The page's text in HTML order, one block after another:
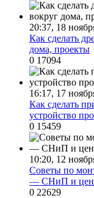
20:37, 18
Как сделать
дома, проекты
0 17094
16:17, 17
Как сделать
устройство
0 15459
10:20, 12
Советы по
— СНиП и
0 22629